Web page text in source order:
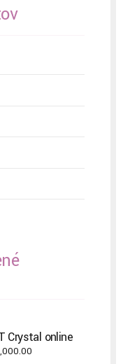
Crystal online